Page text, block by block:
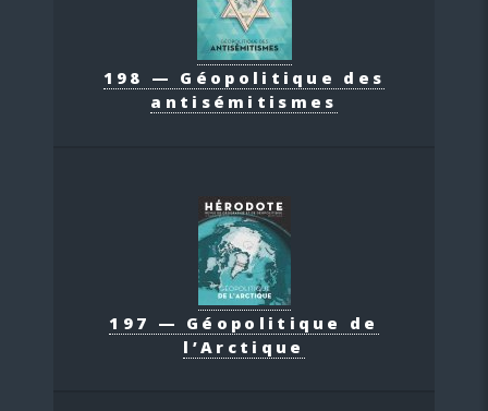
198 — Géopolitique des
antisémitismes
197 — Géopolitique de
l’Arctique